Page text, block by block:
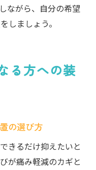
ながら、自分の希望
しましょう。
る方への装
の選び方
きるだけ抑えたいと
が痛み軽減のカギと